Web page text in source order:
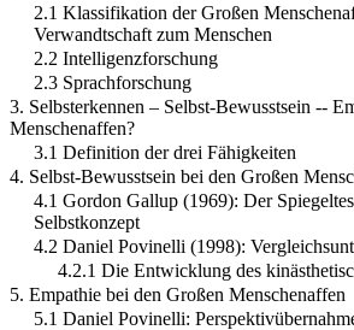
2.1 Klassifikation der Großen
Verwandtschaft zum Menschen
2.2 Intelligenzforschung
2.3 Sprachforschung
3. Selbsterkennen – Selbst-Bewusstsein --
Menschenaffen?
3.1 Definition der drei Fähigkeiten
4. Selbst-Bewusstsein bei den Großen
4.1 Gordon Gallup (1969): Der
Selbstkonzept
4.2 Daniel Povinelli (1998):
4.2.1 Die Entwicklung des
5. Empathie bei den Großen Menschenaffen
5.1 Daniel Povinelli: